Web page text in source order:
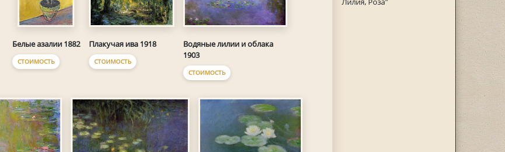
Белые азалии 1882
СТОИМОСТЬ
Плакучая ива 1918
СТОИМОСТЬ
Водяные лилии и облака
1903
СТОИМОСТЬ